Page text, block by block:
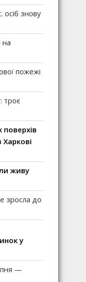
осіб знову
на
пожежі
троє
живу
зросла до
у
—